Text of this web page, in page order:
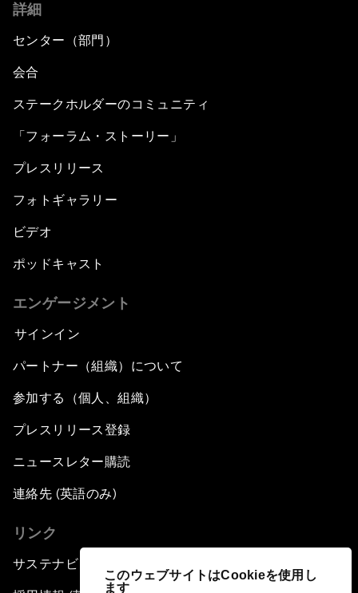
このウェブサイトはCookieを使用し
ます
詳細
センター（部門）
会合
ステークホルダーのコミュニティ
「フォーラム・ストーリー」
プレスリリース
フォトギャラリー
ビデオ
ポッドキャスト
エンゲージメント
サインイン
パートナー（組織）について
参加する（個人、組織）
プレスリリース登録
ニュースレター購読
連絡先 (英語のみ)
リンク
サステナビリティへの取り組み